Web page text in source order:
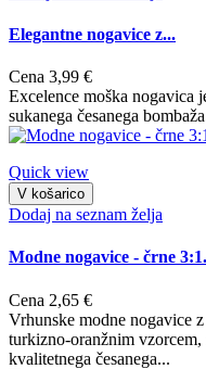
Elegantne nogavice z...
Cena 3,99 €
Excelence moška nogavica
sukanega česanega
Quick view
V košarico
Dodaj na seznam želja
Modne nogavice - črne
Cena 2,65 €
Vrhunske modne nogavice
turkizno-oranžnim vzorcem,
kvalitetnega česanega...